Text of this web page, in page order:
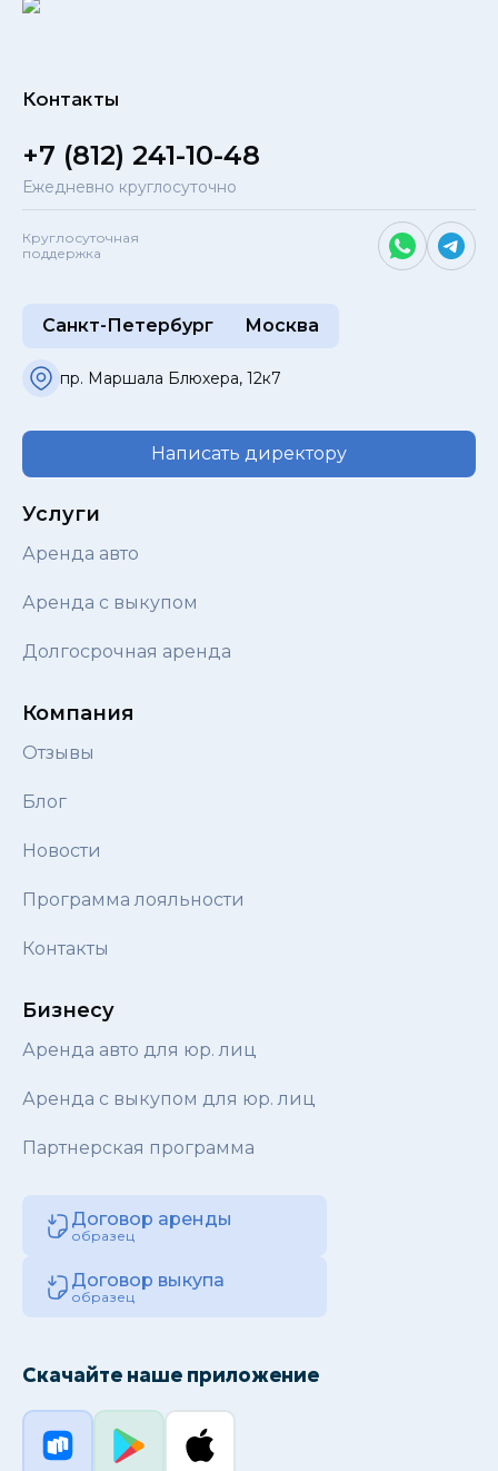
Услуги
Аренда авто
Аренда с выкупом
Долгосрочная аренда
Компания
Отзывы
Блог
Новости
Программа лояльности
Контакты
Бизнесу
Аренда авто для юр. лиц
Аренда с выкупом для юр. лиц
Партнерская программа
Договор аренды
образец
Договор выкупа
образец
Контакты
+7 (812) 241-10-48
Ежедневно круглосуточно
Круглосуточная
поддержка
Санкт-Петербург Москва
пр. Маршала Блюхера, 12к7
Написать директору
Скачайте наше приложение